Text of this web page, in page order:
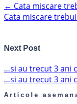
← Cata miscare
Cata miscare
Next Post
…si au trecut 3 ani
…si au trecut 3 ani
Articole